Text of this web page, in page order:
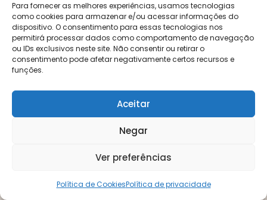
Para fornecer as melhores experiências, usamos tecnologias
como cookies para armazenar e/ou acessar informações do
dispositivo. O consentimento para essas tecnologias nos
permitirá processar dados como comportamento de navegação
ou IDs exclusivos neste site. Não consentir ou retirar o
consentimento pode afetar negativamente certos recursos e
funções.
Aceitar
Negar
Ver preferências
Política de CookiesPolítica de privacidade
Quadra 02, Lote 16,
Vila Vicentina,
Planaltina, Brasília-
DF. CEP 73.320-140
CNPJ: 01.600.089/0001-
DECOM - A Voz do
CEMA nas Redes!
OCemaneté um site
que pertence e é gerido
pelo CEMA, assim